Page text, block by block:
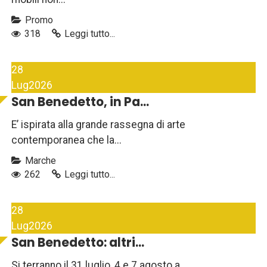
Promo
318
Leggi tutto...
28
Lug2026
San Benedetto, in Pa...
E’ ispirata alla grande rassegna di arte
contemporanea che la...
Marche
262
Leggi tutto...
28
Lug2026
San Benedetto: altri...